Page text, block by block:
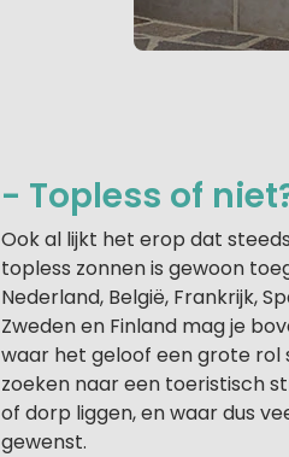
- Topless of
Ook al lijkt het erop dat
topless zonnen is gewoon
Nederland, België, Frankrijk,
Zweden en Finland mag je
waar het geloof een grote rol
zoeken naar een toeristisch
of dorp liggen, en waar dus
gewenst.